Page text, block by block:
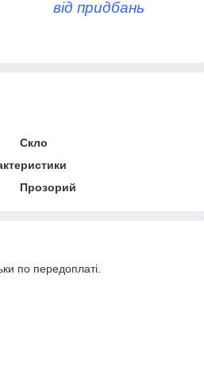
Скло
Прозорий
по передоплаті.